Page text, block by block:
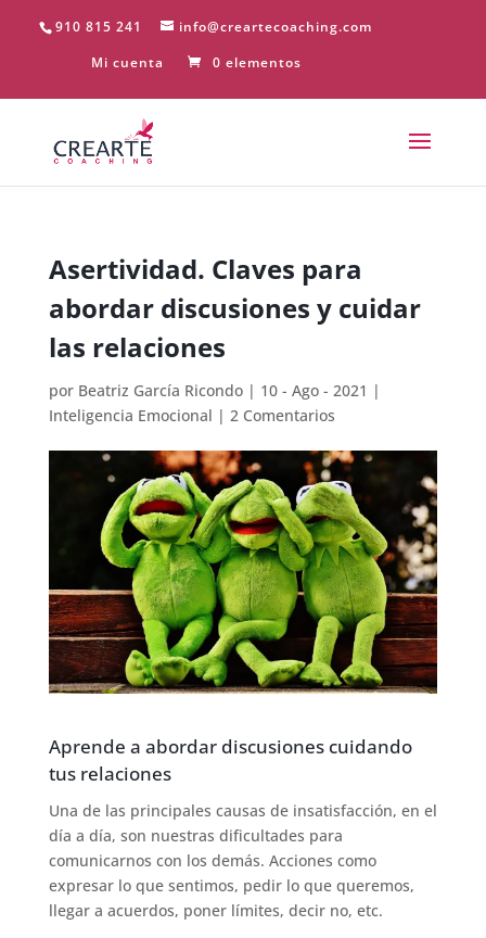
910 815 241
info@creartecoaching.com
Mi cuenta
0 elementos
Asertividad. Claves para
abordar discusiones y cuidar
las relaciones
por Beatriz García Ricondo| 10 - Ago - 2021 |
Inteligencia Emocional | 2 Comentarios
Aprende a abordar discusiones cuidando
tus relaciones
Una de las principales causas de insatisfacción, en el
día a día, son nuestras dificultades para
comunicarnos con los demás. Acciones como
expresar lo que sentimos, pedir lo que queremos,
llegar a acuerdos, poner límites, decir no, etc.